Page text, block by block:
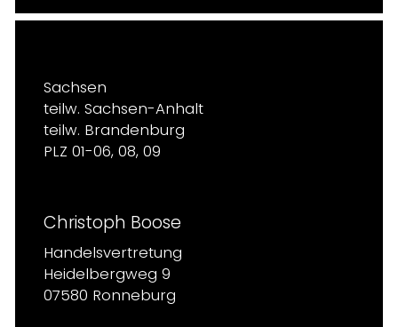
Sachsen
teilw. Sachsen-Anhalt
teilw. Brandenburg
PLZ 01-06, 08, 09
Christoph Boose
Handelsvertretung
Heidelbergweg 9
07580 Ronneburg